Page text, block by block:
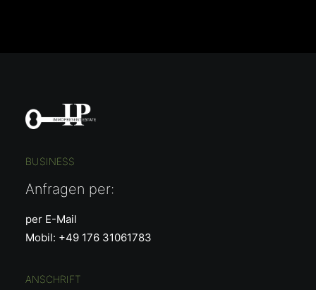
BUSINESS
Anfragen per:
per E-Mail
Mobil: +49 176 31061783
ANSCHRIFT